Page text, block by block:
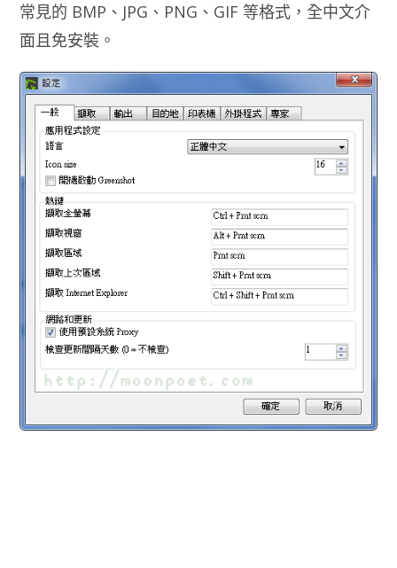
常見的 BMP、JPG、PNG、GIF 等格式，全中文介
面且免安裝。